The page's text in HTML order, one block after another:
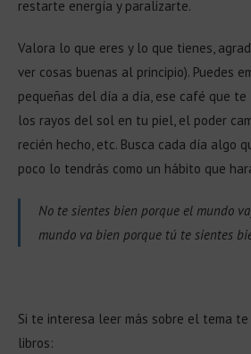
restarte energía y paralizarte.
Valora lo que eres y lo que tienes,
ver cosas buenas al principio). Puedes
pequeñas del día a día, ese café que te
los rayos del sol en tu piel, el poder
recién hecho, etc. Busca cada día algo
poco lo tendrás como un hábito que
No te sientes bien porque el mundo
mundo va bien porque tú te sientes
Si te interesa leer más sobre el tema
libros: